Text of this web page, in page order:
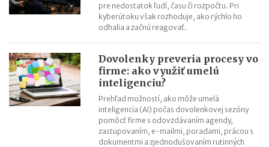
VÚB mení podmienky firemných debetných a kreditných kariet
Kedy vznikajú absolventom škôl povinnosti voči Sociálnej
poisťovni?
pre nedostatok ľudí, času či rozpočtu. Pri
kyberútoku však rozhoduje, ako rýchlo ho
odhalia a začnú reagovať.
Dovolenky preveria procesy vo
firme: ako využiť umelú
inteligenciu?
Prehľad možností, ako môže umelá
inteligencia (AI) počas dovolenkovej sezóny
pomôcť firme s odovzdávaním agendy,
zastupovaním, e-mailmi, poradami, prácou s
dokumentmi a zjednodušovaním rutinných